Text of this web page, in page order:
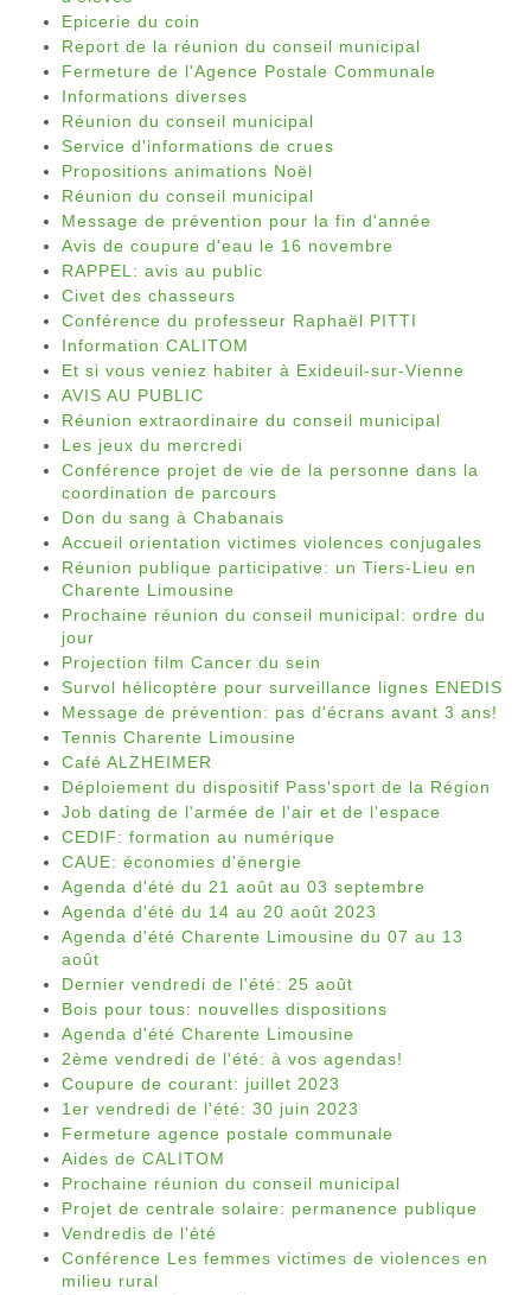
Epicerie du coin
Report de la réunion du conseil municipal
Fermeture de l'Agence Postale Communale
Informations diverses
Réunion du conseil municipal
Service d'informations de crues
Propositions animations Noël
Réunion du conseil municipal
Message de prévention pour la fin d'année
Avis de coupure d'eau le 16 novembre
RAPPEL: avis au public
Civet des chasseurs
Conférence du professeur Raphaël PITTI
Information CALITOM
Et si vous veniez habiter à Exideuil-sur-Vienne
AVIS AU PUBLIC
Réunion extraordinaire du conseil municipal
Les jeux du mercredi
Conférence projet de vie de la personne dans la
coordination de parcours
Don du sang à Chabanais
Accueil orientation victimes violences conjugales
Réunion publique participative: un Tiers-Lieu en
Charente Limousine
Prochaine réunion du conseil municipal: ordre du
jour
Projection film Cancer du sein
Survol hélicoptère pour surveillance lignes ENEDIS
Message de prévention: pas d'écrans avant 3 ans!
Tennis Charente Limousine
Café ALZHEIMER
Déploiement du dispositif Pass'sport de la Région
Job dating de l'armée de l'air et de l'espace
CEDIF: formation au numérique
CAUE: économies d'énergie
Agenda d'été du 21 août au 03 septembre
Agenda d'été du 14 au 20 août 2023
Agenda d'été Charente Limousine du 07 au 13
août
Dernier vendredi de l'été: 25 août
Bois pour tous: nouvelles dispositions
Agenda d'été Charente Limousine
2ème vendredi de l'été: à vos agendas!
Coupure de courant: juillet 2023
1er vendredi de l'été: 30 juin 2023
Fermeture agence postale communale
Aides de CALITOM
Prochaine réunion du conseil municipal
Projet de centrale solaire: permanence publique
Vendredis de l'été
Conférence Les femmes victimes de violences en
milieu rural